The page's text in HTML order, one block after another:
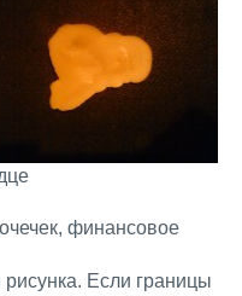
финансовое
рисунка. Если границы